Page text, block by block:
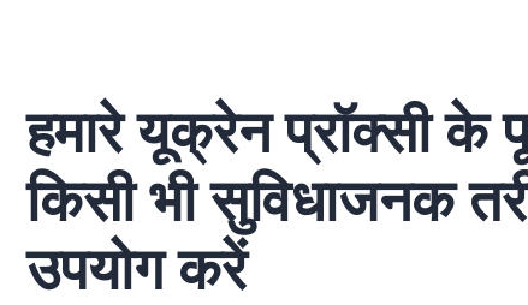
हमारे यूक्रेन प्रॉक्सी के
किसी भी सुविधाजनक
उपयोग करें